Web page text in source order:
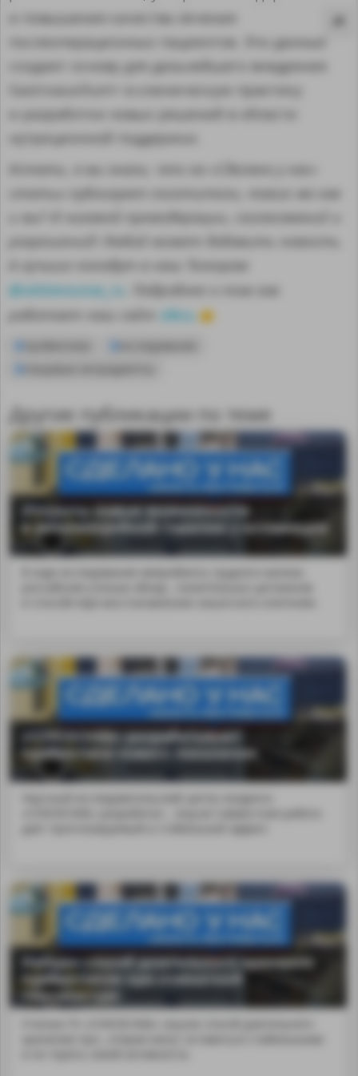
и повышения качества лечения
послеоперационных пациентов. Эти данные
создают основу для дальнейшего внедрения
Gastroauxilium+ в клиническую практику
и разработки новых решений в области
нутриционной поддержки.
Кстати, а вы знали, что на «Сделано у нас»
статьи публикуют посетители, такие же как
и вы? И никакой премодерации, согласований и
разрешений! Любой может добавить новость.
А лучшие попадут в наш Телеграм
@sdelanounas_ru
. Подробнее о том как
работает наш сайт
здесь 👈
Другие публикации по теме
Открыты новые возможности
в антимикробной терапии у младенцев
«СОЮЗСНАБ» разрабатывает
пробиотики нового поколения
Найден способ длительного хранения
пробиотиков при комнатной
температуре